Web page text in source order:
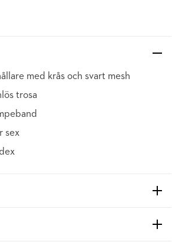
med krås och svart mesh
trosa
sex